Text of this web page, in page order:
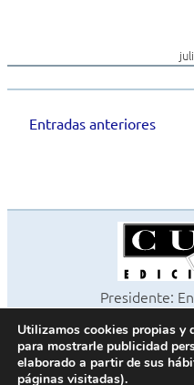
Navegación
Entradas anteriores
Presidente:
©2026
Todos los
Utilizamos cookies propias y
para mostrarle publicidad
elaborado a partir de sus
páginas visitadas).